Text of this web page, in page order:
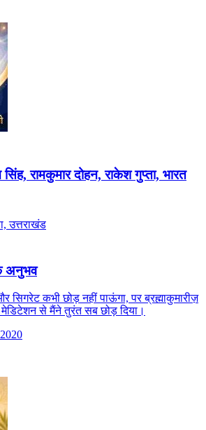
सिंह, रामकुमार दोहन, राकेश गुप्ता, भारत
उत्तराखंड
अनुभव
सिगरेट कभी छोड़ नहीं पाऊंगा, पर ब्रह्माकुमारीज़
से मैंने तुरंत सब छोड़ दिया।
2020